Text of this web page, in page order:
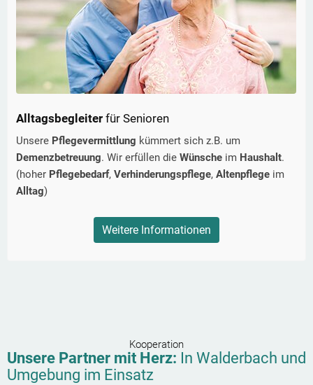
Alltagsbegleiter für Senioren
Unsere Pflegevermittlung kümmert sich z.B. um
Demenzbetreuung. Wir erfüllen die Wünsche im Haushalt.
(hoher Pflegebedarf, Verhinderungspflege, Altenpflege im
Alltag)
Weitere Informationen
Kooperation
Unsere Partner mit Herz: In Walderbach und
Umgebung im Einsatz